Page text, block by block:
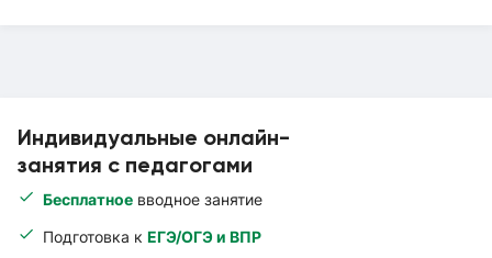
Индивидуальные онлайн-
занятия с педагогами
Бесплатное вводное занятие
Подготовка к ЕГЭ/ОГЭ и ВПР